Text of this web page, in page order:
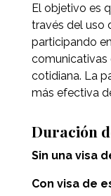
El objetivo es
través del uso
participando
comunicativas
cotidiana. La
más efectiva
Duración
Sin una visa
Con visa de